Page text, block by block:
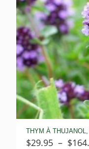
THYM À
$29.95 – $